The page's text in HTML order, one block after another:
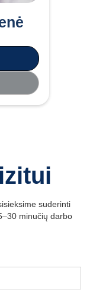
suderinti
minučių darbo